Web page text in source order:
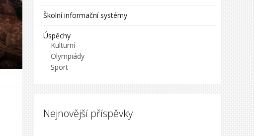
Školní informační systémy
Úspěchy
Kulturní
Olympiády
Sport
Nejnovější příspěvky